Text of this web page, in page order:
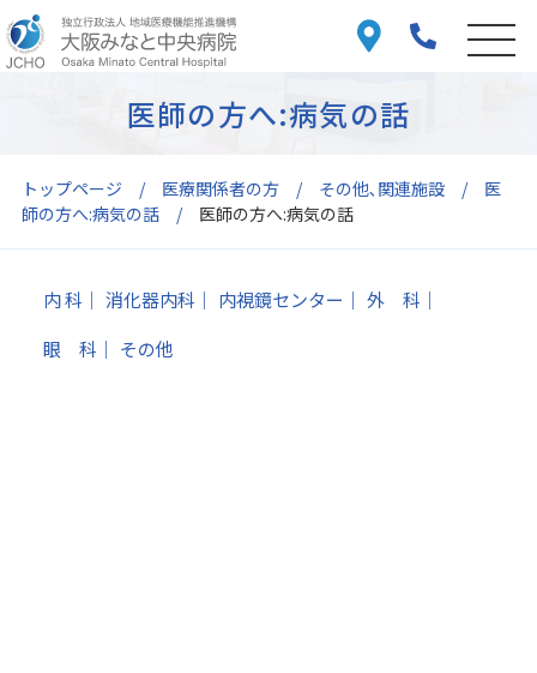
トップページ 医療関係者の方 その他､関連施設
医
師の方へ:病気の話
医師の方へ:病気の話
医師の方へ:病気の話
内 科 消化器内科 内視鏡センター
外 科
眼 科
その他